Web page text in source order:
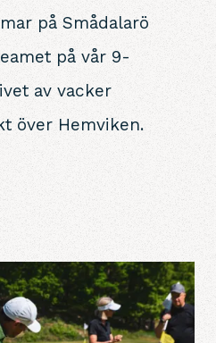
på Smådalarö
på vår 9-
av vacker
över Hemviken.